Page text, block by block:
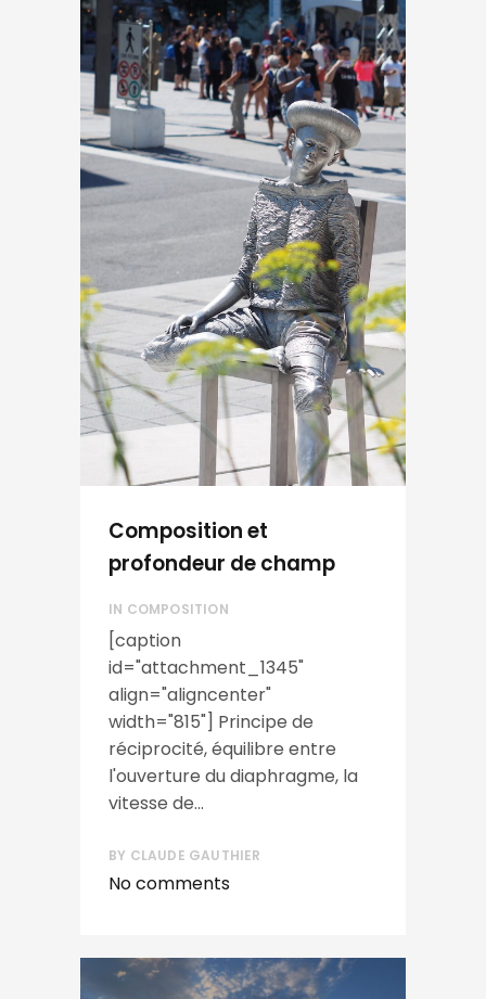
Composition et
profondeur de champ
IN COMPOSITION
[caption
id="attachment_1345"
align="aligncenter"
width="815"] Principe de
réciprocité, équilibre entre
l'ouverture du diaphragme, la
vitesse de...
BY CLAUDE GAUTHIER
No comments